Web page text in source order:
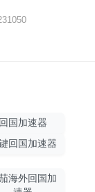
回国加速器
回国加速器
海外回国加